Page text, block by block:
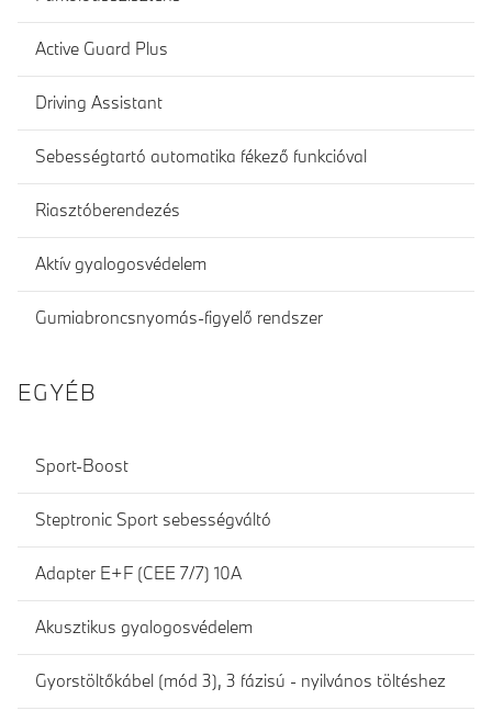
Active Guard Plus
Driving Assistant
Sebességtartó automatika fékező funkcióval
Riasztóberendezés
Aktív gyalogosvédelem
Gumiabroncsnyomás-figyelő rendszer
EGYÉB
Sport-Boost
Steptronic Sport sebességváltó
Adapter E+F (CEE 7/7) 10A
Akusztikus gyalogosvédelem
Gyorstöltőkábel (mód 3), 3 fázisú - nyilvános töltéshez